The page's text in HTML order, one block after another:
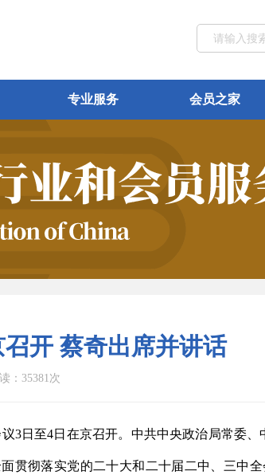
专业服务 会员之家
开 蔡奇出席并讲话
：35381次
3日至4日在京召开。中共中央政治局常委
贯彻落实党的二十大和二十届二中、三中